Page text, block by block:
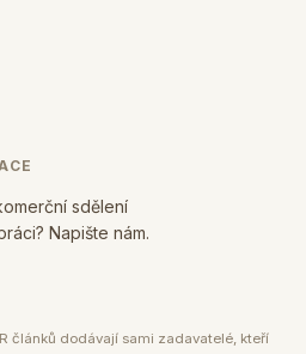
sdělení
Napište nám.
článků dodávají sami zadavatelé, kteří